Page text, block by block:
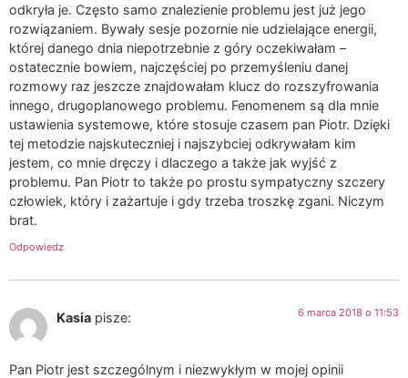
odkryła je. Często samo znalezienie problemu jest już jego
rozwiązaniem. Bywały sesje pozornie nie udzielające energii,
której danego dnia niepotrzebnie z góry oczekiwałam –
ostatecznie bowiem, najczęściej po przemyśleniu danej
rozmowy raz jeszcze znajdowałam klucz do rozszyfrowania
innego, drugoplanowego problemu. Fenomenem są dla mnie
ustawienia systemowe, które stosuje czasem pan Piotr. Dzięki
tej metodzie najskuteczniej i najszybciej odkrywałam kim
jestem, co mnie dręczy i dlaczego a także jak wyjść z
problemu. Pan Piotr to także po prostu sympatyczny szczery
człowiek, który i zażartuje i gdy trzeba troszkę zgani. Niczym
brat.
Odpowiedz
Kasia pisze: 6 marca 2018 o 11:53
Pan Piotr jest szczególnym i niezwykłym w mojej opinii